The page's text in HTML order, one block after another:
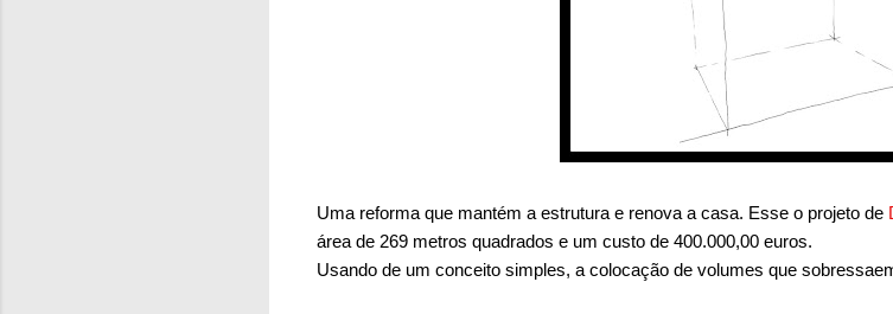
Uma reforma que mantém a estrutura e renova a casa. Esse o projeto de
área de 269 metros quadrados e um custo de 400.000,00 euros.
Usando de um conceito simples, a colocação de volumes que